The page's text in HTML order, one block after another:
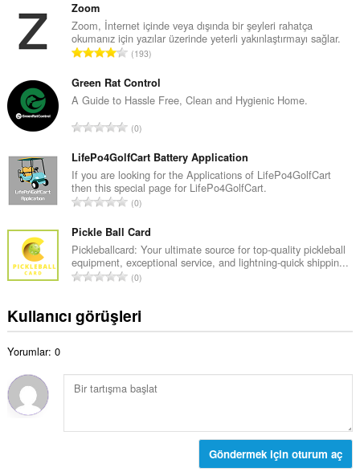
l
a
m
y
s
a
y
ı
s
ı
:
Zoom
Zoom, İnternet içinde veya dışında bir şeyleri rahatça
okumanız için yazılar üzerinde yeterli yakınlaştırmayı sağlar.
T
p
l
m
y
s
a
y
ı
s
ı
:
193
Green Rat Control
A Guide to Hassle Free, Clean and Hygienic Home.
T
p
l
a
m
y
s
a
y
s
ı
0
LifePo4GolfCart Battery Application
If you are looking for the Applications of LifePo4GolfCart
then this special page for LifePo4GolfCart.
T
p
l
a
m
y
s
ı
s
0
Pickle Ball Card
Pickleballcard: Your ultimate source for top-quality pickleball
equipment, exceptional service, and lightning-quick shippin...
T
l
o
y
y
0
Kullanıcı görüşleri
Yorumlar: 0
Göndermek için oturum aç